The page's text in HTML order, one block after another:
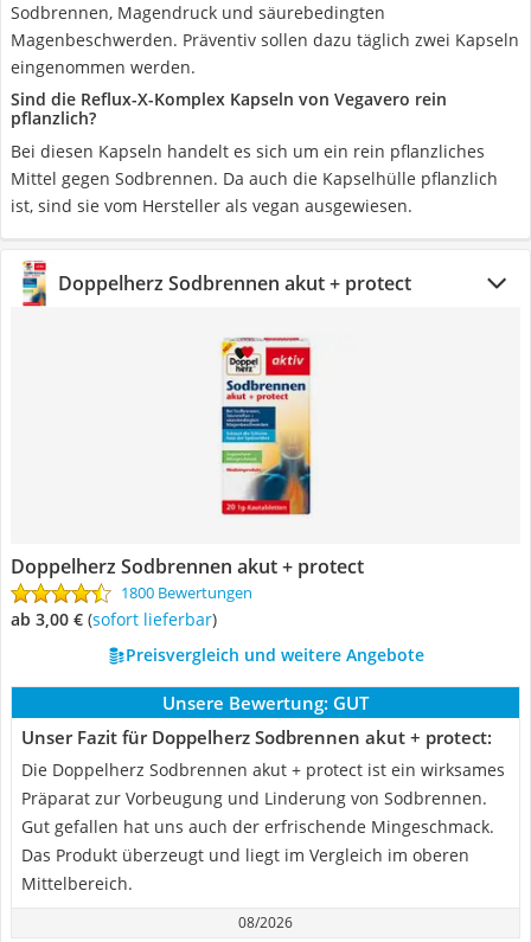
Sodbrennen, Magendruck und säurebedingten
Magenbeschwerden. Präventiv sollen dazu täglich zwei Kapseln
eingenommen werden.
Sind die Reflux-X-Komplex Kapseln von Vegavero rein
pflanzlich?
Bei diesen Kapseln handelt es sich um ein rein pflanzliches
Mittel gegen Sodbrennen. Da auch die Kapselhülle pflanzlich
ist, sind sie vom Hersteller als vegan ausgewiesen.
Doppelherz Sodbrennen akut + protect
Doppelherz Sodbrennen akut + protect
1800 Bewertungen
ab 3,00 € ( Sofort lieferbar)
Preisvergleich und weitere Angebote
Unsere Bewertung: GUT
Unser Fazit für Doppelherz Sodbrennen akut + protect:
Die Doppelherz Sodbrennen akut + protect ist ein wirksames
Präparat zur Vorbeugung und Linderung von Sodbrennen.
Gut gefallen hat uns auch der erfrischende Mingeschmack.
Das Produkt überzeugt und liegt im Vergleich im oberen
Mittelbereich.
08/2026